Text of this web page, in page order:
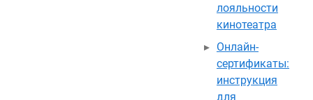
лояльности
кинотеатра
Онлайн-
сертификаты:
инструкция
для